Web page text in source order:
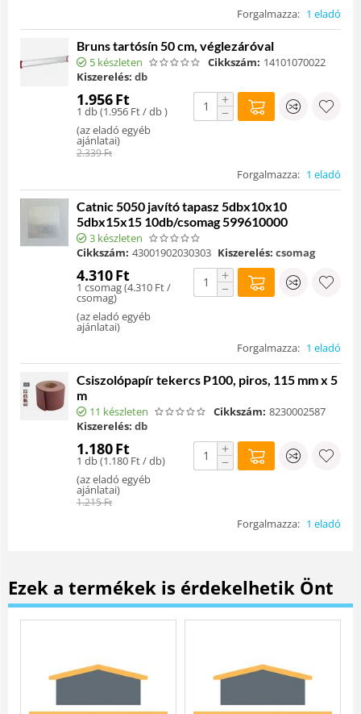
Forgalmazza: 1 eladó
Bruns tartósín 50 cm, véglezáróval
5 készleten Cikkszám: 14101070022
Kiszerelés: db
1.956Ft
1 db (1.956 Ft/ db )
(az eladó egyéb
ajánlatai)
2.339Ft
+
−
Forgalmazza: 1 eladó
Catnic 5050 javító tapasz 5dbx10x10
5dbx15x15 10db/csomag 599610000
3 készleten
Cikkszám: 43001902030303 Kiszerelés: csomag
4.310Ft
1 csomag (4.310 Ft/
csomag)
(az eladó egyéb
ajánlatai)
+
−
Forgalmazza: 1 eladó
Csiszolópapír tekercs P100, piros, 115 mm x 5
m
11 készleten Cikkszám: 8230002587
Kiszerelés: db
1.180Ft
1 db (1.180 Ft/ db)
(az eladó egyéb
ajánlatai)
1.215Ft
+
−
Forgalmazza: 1 eladó
Ezek a termékek is érdekelhetik Önt